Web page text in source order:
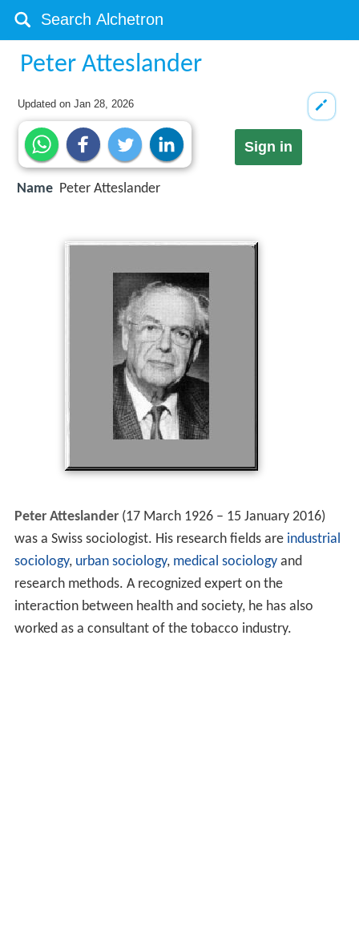
Peter Atteslander
Updated onJan 28, 2026
Sign in
Name Peter Atteslander
Peter Atteslander(17 March 1926 – 15 January 2016)
was a Swiss sociologist. His research fields are industrial
sociology, urban sociology, medical sociologyand
research methods. A recognized expert on the
interaction between health and society, he has also
worked as a consultant of the tobacco industry.